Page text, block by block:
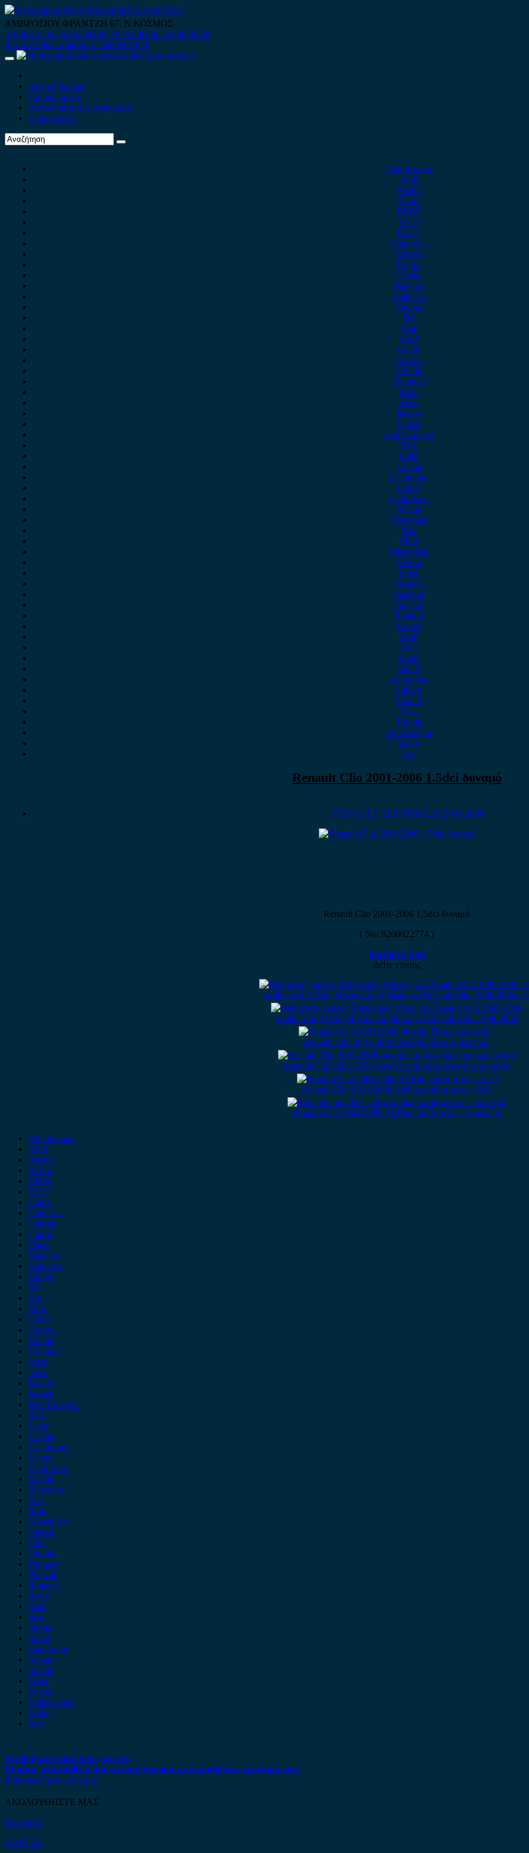
Skip
to
content
ΑΜΒΡΟΣΙΟΥ ΦΡΑΝΤΖΗ 67, Ν.ΚΟΣΜΟΣ
210 9012444 210 9239148 210 9238158 210 9026839
Κινητό-Viber-whatsapp : 6980507900
Primary
Αρχική Σελίδα
Ποιοί είμαστε
Ανταλλακτικά Αυτοκινήτων
Επικοινωνία
Alfa Romeo
Audi
Austin
Acura
BMW
BYD
Chery
Chevrolet
Citroen
Cupra
Dacia
Daewoo
Daihatsu
Dodge
DS
Fiat
Ford
Geely
Gonow
Honda
Hyundai
Isuzu
iveco
Jaecoo
Jaguar
Jeep Chrysler
KIA
Lada
Lancia
Leapmotor
Lexus
Lynk & co
Mazda
Mercedes
MG
Mini
Mitsubishi
Nissan
Opel
Omoda
Peugeot
Porsche
Renault
Rover
Saab
Seat
Skoda
Smart
ssangyong
Subaru
Suzuki
Tesla
Toyota
Volkswagen
Volvo
Xev
Renault Clio 2001-2006 1.5dci δυναμό
RENAULT CLIO/THALIA 2001-2006
Renault Clio 2001-2006 1,5dci δυναμό
( No: 8200022774 )
Ρωτήστε τιμή
Δείτε επίσης
Καθρέπτης Δεξιός Μηχανικός Άβαφος για Renault Clio 1998-2006 / c1
Καθρέπτης Δεξιός Μηχανικός Μπλε για Renault Clio 1998-2006
Renault Clio 2001-2006 Φανάρι Πίσω Αριστερό .
Renault Clio 2001-2006 φανάρι εμπρός αριστερό γκρι φόντο
Renault Clio 2001-2006 AirBag καθίσματος – δεξί
Renault Clio 2001-2006 AirBag καθίσματος – αριστερό
Alfa Romeo
Audi
Austin
Acura
BMW
BYD
Chery
Chevrolet
Citroen
Cupra
Dacia
Daewoo
Daihatsu
Dodge
DS
Fiat
Ford
Geely
Gonow
Honda
Hyundai
Isuzu
iveco
Jaecoo
Jaguar
Jeep Chrysler
KIA
Lada
Lancia
Leapmotor
Lexus
Lynk & co
Mazda
Mercedes
MG
Mini
Mitsubishi
Nissan
Opel
Omoda
Peugeot
Porsche
Renault
Rover
Saab
Seat
Skoda
Smart
ssangyong
Subaru
Suzuki
Tesla
Toyota
Volkswagen
Volvo
Xev
Δεν βρήκατε αυτό που ψάχνετε;
Είμαστε στη διάθεση σας να απαντήσουμε σε οποιαδήποτε ερώτηση σας.
Επικοινωνήστε μαζί μας
ΑΚΟΛΟΥΘΗΣΤΕ ΜΑΣ
Facebook
ΧΑΡΤΗΣ